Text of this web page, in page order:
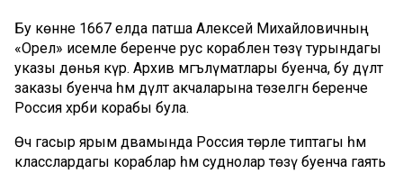
Бу көнне 1667 елда патша Алексей Михайловичның
«Орел» исемле беренче рус кораблен төзү турындагы
указы дөнья күрә. Архив мәгълүматлары буенча, бу дәүләт
заказы буенча һәм дәүләт акчаларына төзелгән беренче
Россия хәрби корабы була.
Өч гасыр ярым дәвамында Россия төрле типтагы һәм
класслардагы кораблар һәм суднолар төзү буенча гаять